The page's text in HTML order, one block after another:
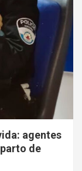
agentes
de